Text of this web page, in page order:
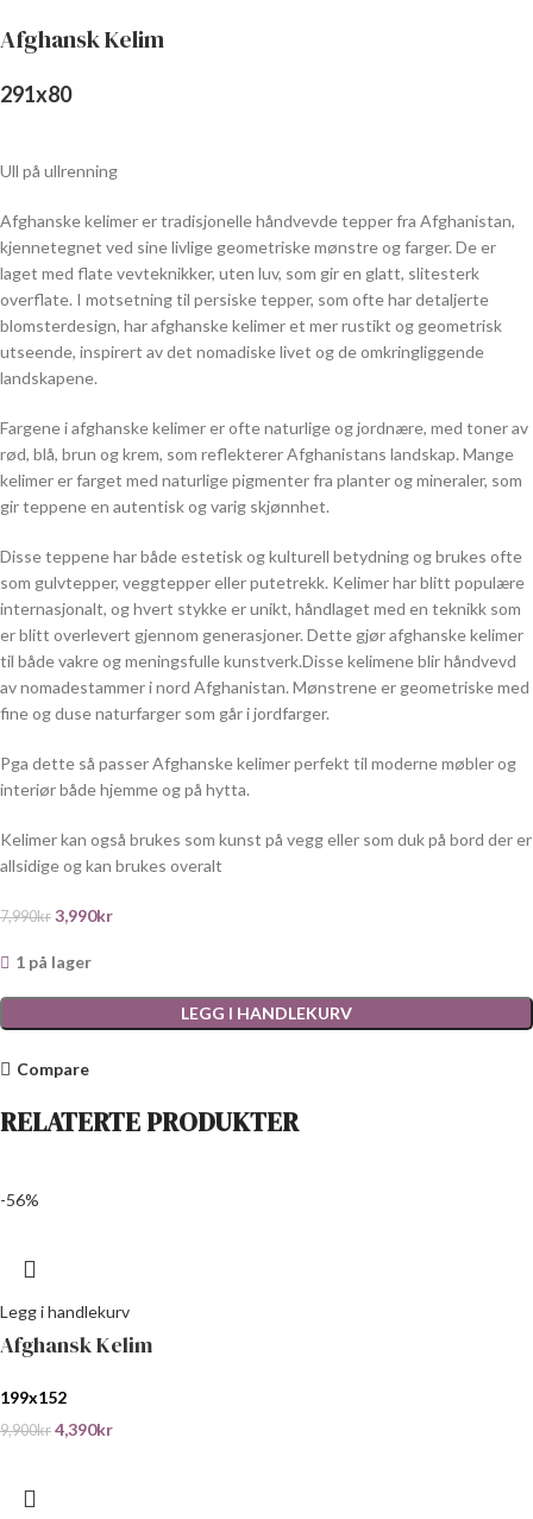
Afghansk Kelim
291x80
Ull på ullrenning
Afghanske kelimer er tradisjonelle håndvevde tepper fra Afghanistan,
kjennetegnet ved sine livlige geometriske mønstre og farger. De er
laget med flate vevteknikker, uten luv, som gir en glatt, slitesterk
overflate. I motsetning til persiske tepper, som ofte har detaljerte
blomsterdesign, har afghanske kelimer et mer rustikt og geometrisk
utseende, inspirert av det nomadiske livet og de omkringliggende
landskapene.
Fargene i afghanske kelimer er ofte naturlige og jordnære, med toner av
rød, blå, brun og krem, som reflekterer Afghanistans landskap. Mange
kelimer er farget med naturlige pigmenter fra planter og mineraler, som
gir teppene en autentisk og varig skjønnhet.
Disse teppene har både estetisk og kulturell betydning og brukes ofte
som gulvtepper, veggtepper eller putetrekk. Kelimer har blitt populære
internasjonalt, og hvert stykke er unikt, håndlaget med en teknikk som
er blitt overlevert gjennom generasjoner. Dette gjør afghanske kelimer
til både vakre og meningsfulle kunstverk.Disse kelimene blir håndvevd
av nomadestammer i nord Afghanistan. Mønstrene er geometriske med
fine og duse naturfarger som går i jordfarger.
Pga dette så passer Afghanske kelimer perfekt til moderne møbler og
interiør både hjemme og på hytta.
Kelimer kan også brukes som kunst på vegg eller som duk på bord der er
allsidige og kan brukes overalt
7,990kr 3,990kr
1 på lager
LEGG I HANDLEKURV
Compare
RELATERTE PRODUKTER
-56%
Legg i handlekurv
Afghansk Kelim
199x152
9,900kr 4,390kr